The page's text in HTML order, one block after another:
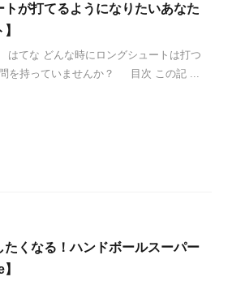
トが打てるようになりたいあなた
てな どんな時にロングシュートは打つ
を持っていませんか？ 目次 この記 ...
たくなる！ハンドボールスーパー